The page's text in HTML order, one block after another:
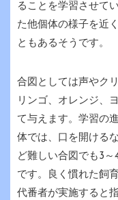
ることを学習させて
た他個体の様子を近
ともあるそうです。
合図としては声やク
リンゴ、オレンジ、
て与えます。学習の
体では、口を開ける
ど難しい合図でも3
です。良く慣れた飼
代番者が実施すると